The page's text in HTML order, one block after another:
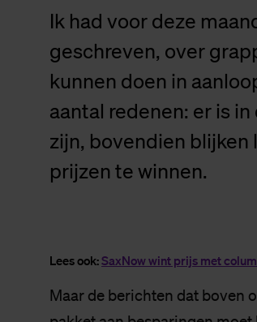
Ik had voor deze
geschreven, over
kunnen doen in
aantal redenen: er is
zijn, bovendien
prijzen te winnen.
Lees ook:SaxNow wint prijs met
Maar de berichten dat boven